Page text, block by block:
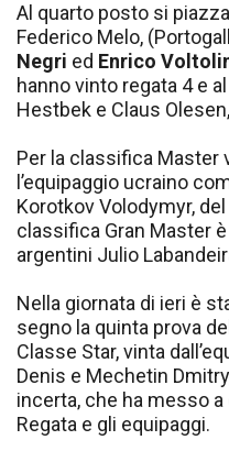
Al quarto posto si
Federico Melo,
Negri ed Enrico
hanno vinto regata 4 e
Hestbek e Claus Olesen,
Per la classifica Master
l’equipaggio ucraino
Korotkov Volodymyr,
classifica Gran Master
argentini Julio
Nella giornata di ieri è
segno la quinta prova
Classe Star, vinta
Denis e Mechetin
incerta, che ha messo
Regata e gli equipaggi.